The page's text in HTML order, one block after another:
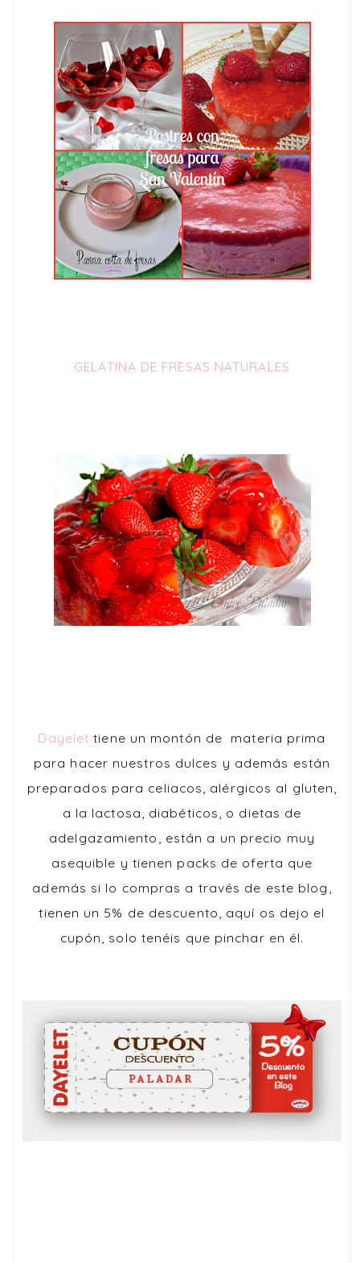
GELATINA DE FRESAS NATURALES
Dayelet tiene un montón de materia prima
para hacer nuestros dulces y además están
preparados para celiacos, alérgicos al gluten,
a la lactosa, diabéticos, o dietas de
adelgazamiento, están a un precio muy
asequible y tienen packs de oferta que
además si lo compras a través de este blog,
tienen un 5% de descuento, aquí os dejo el
cupón, solo tenéis que pinchar en él.